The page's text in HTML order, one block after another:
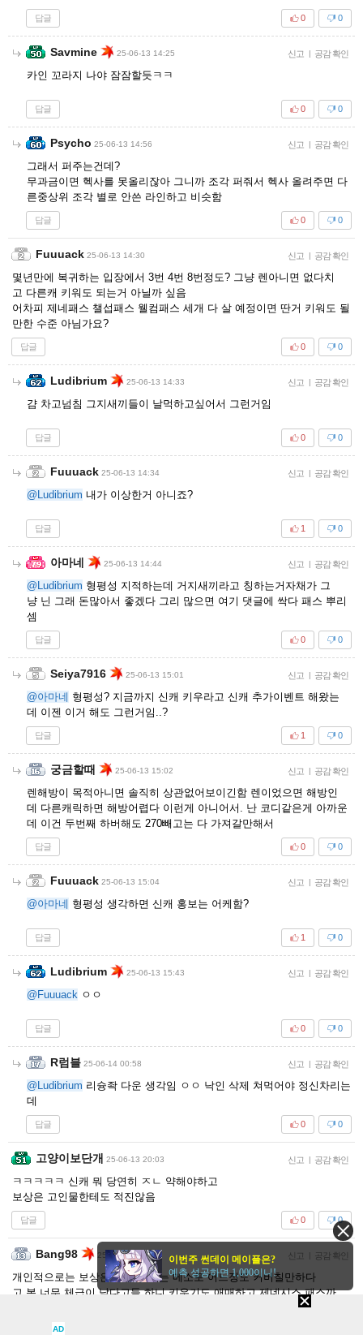
답글 0
0
Savmine 25-06-13 14:25 신고 | 공감 확인
카인 꼬라지 나야 잠잠할듯ㅋㅋ
답글 0
0
Psycho 25-06-13 14:56 신고 | 공감 확인
그래서 퍼주는건데?
무과금이면 헥사를 못올리잖아 그니까 조각 퍼줘서 헥사 올려주면 다
른중상위 조각 별로 안쓴 라인하고 비슷함
답글 0
0
Fuuuack 25-06-13 14:30 신고 | 공감 확인
몇년만에 복귀하는 입장에서 3번 4번 8번정도? 그냥 렌아니면 없다치
고 다른캐 키워도 되는거 아닐까 싶음
어차피 제네패스 챌섭패스 웰컴패스 세개 다 살 예정이면 딴거 키워도 될
만한 수준 아님가요?
답글 0
0
Ludibrium 25-06-13 14:33 신고 | 공감 확인
걈 차고넘침 그지새끼들이 날먹하고싶어서 그런거임
답글 0
0
Fuuuack 25-06-13 14:34 신고 | 공감 확인
@Ludibrium 내가 이상한거 아니죠?
답글 0
1
아마네 25-06-13 14:44 신고 | 공감 확인
@Ludibrium 형평성 지적하는데 거지새끼라고 칭하는거자채가 그
냥 닌 그래 돈많아서 좋겠다 그리 많으면 여기 댓글에 싹다 패스 뿌리
셈
답글 0
0
Seiya7916 25-06-13 15:01 신고 | 공감 확인
@아마네 형평성? 지금까지 신캐 키우라고 신캐 추가이벤트 해왔는
데 이젠 이거 해도 그런거임..?
답글 0
1
궁금할때 25-06-13 15:02 신고 | 공감 확인
렌해방이 목적아니면 솔직히 상관없어보이긴함 렌이었으면 해방인
데 다른캐릭하면 해방어렵다 이런게 아니어서. 난 코디같은게 아까운
데 이건 두번째 하버해도 270빼고는 다 가져갈만해서
답글 0
0
Fuuuack 25-06-13 15:04 신고 | 공감 확인
@아마네 형평성 생각하면 신캐 홍보는 어케함?
답글 0
1
Ludibrium 25-06-13 15:43 신고 | 공감 확인
@Fuuuack ㅇㅇ
답글 0
0
R럼블 25-06-14 00:58 신고 | 공감 확인
@Ludibrium 리슝좍 다운 생각임 ㅇㅇ 낙인 삭제 쳐먹어야 정신차리는
데
답글 0
0
고양이보단개 25-06-13 20:03 신고 | 공감 확인
ㅋㅋㅋㅋㅋ 신캐 뭐 당연히 ㅈㄴ 약해야하고
보상은 고인물한테도 적진않음
답글 0
0
Bang98 25-06-13 22:28 신고 | 공감 확인
개인적으로는 보상은 칭호 빼고는 메소로 어느정도 커버칠만하다
고 봄 너무 체급이 낮다고들 하니 키우기도 애매하고 제네시스 패스까
지 사면서 유챔으로 하세노칼까지 생각해볼라니까 또 뭔가 약하니까 고
AD
이번주 썬데이 메이플은?
예측 성공하면 1,000이니!